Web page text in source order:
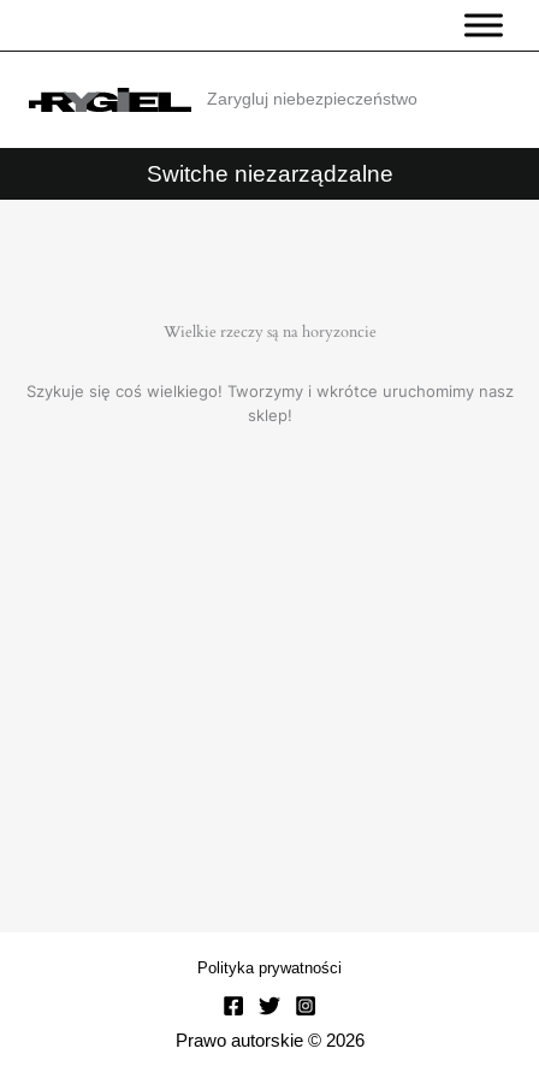
Zarygluj niebezpieczeństwo
Switche niezarządzalne
Wielkie rzeczy są na horyzoncie
Szykuje się coś wielkiego! Tworzymy i wkrótce uruchomimy nasz
sklep!
Polityka prywatności
Prawo autorskie © 2026